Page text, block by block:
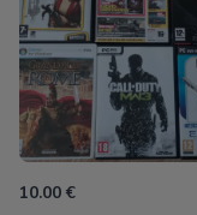
10.00 €